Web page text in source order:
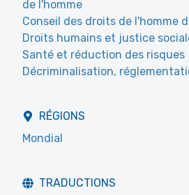
de l'homme
Conseil des droits de l'homme
Droits humains et justice
Santé et réduction des risques
Décriminalisation,
RÉGIONS
Mondial
TRADUCTIONS